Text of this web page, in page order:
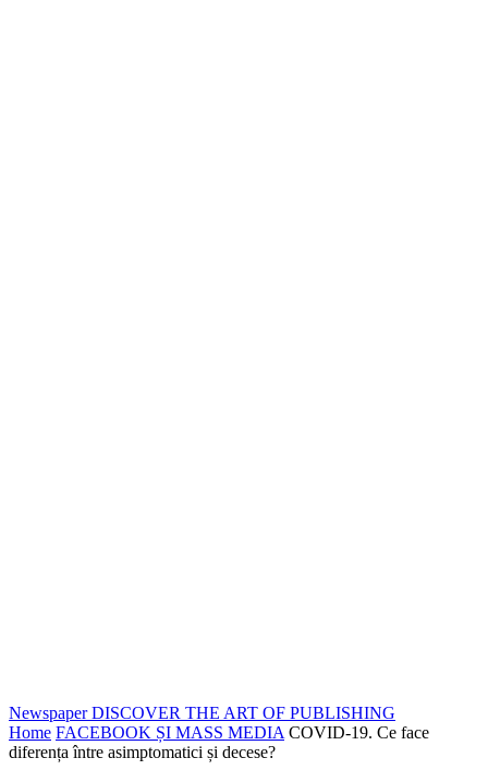
Newspaper DISCOVER THE ART OF PUBLISHING
Home FACEBOOK ȘI MASS MEDIA COVID-19. Ce face
diferența între asimptomatici și decese?